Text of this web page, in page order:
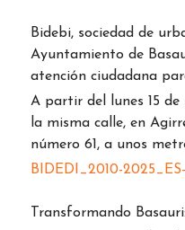
Bidebi, sociedad de
Ayuntamiento de
atención ciudadana
A partir del lunes 15
la misma calle, en
número 61, a unos
BIDEDI_2010-
Transformando